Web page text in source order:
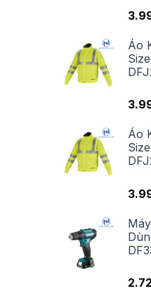
Áo
Áo